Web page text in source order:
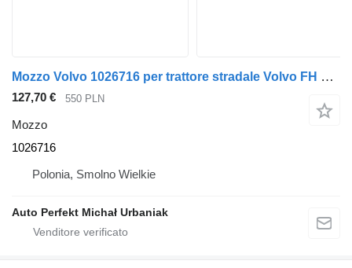
Mozzo Volvo 1026716 per trattore stradale Volvo FH 4 , Renault Gama
127,70 € 550 PLN
Mozzo
1026716
Polonia, Smolno Wielkie
Auto Perfekt Michał Urbaniak